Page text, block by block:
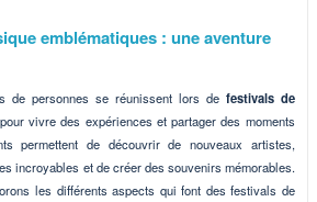
emblématiques : une aventure
de personnes se réunissent lors de festivals de
vivre des expériences et partager des moments
permettent de découvrir de nouveaux artistes,
incroyables et de créer des souvenirs mémorables.
les différents aspects qui font des festivals de